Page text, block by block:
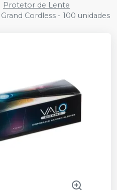
Protetor de Lente
Cordless - 100 unidades